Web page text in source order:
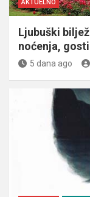
AKTUELNO
Ljubuški
noćenja,
5 dana ago